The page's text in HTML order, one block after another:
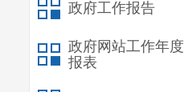
政府工作报告
政府网站工作年度
报表